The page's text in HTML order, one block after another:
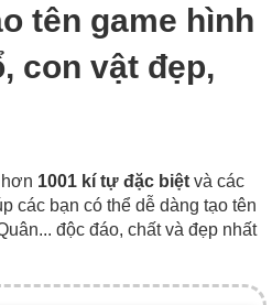
tên game hình
con vật đẹp,
1001 kí tự đặc biệt và các
các bạn có thể dễ dàng tạo tên
độc đáo, chất và đẹp nhất